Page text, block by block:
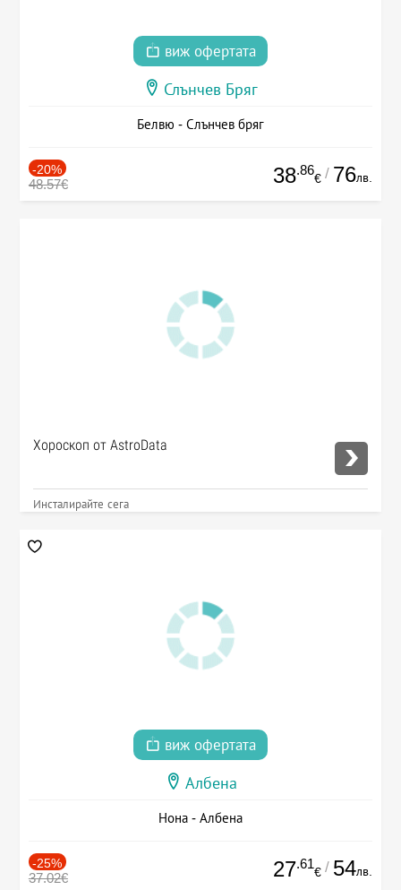
виж офертата
Слънчев Бряг
Белвю - Слънчев бряг
-20%
48.57€ 38.86
€ / 76лв.
Хороскоп от AstroData
Инсталирайте сега
виж офертата
Албена
Нона - Албена
-25%
37.02€ 27.61
€ / 54лв.